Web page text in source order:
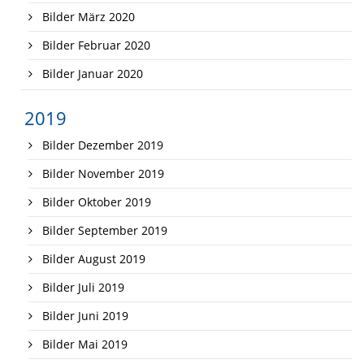
Bilder März 2020
Bilder Februar 2020
Bilder Januar 2020
2019
Bilder Dezember 2019
Bilder November 2019
Bilder Oktober 2019
Bilder September 2019
Bilder August 2019
Bilder Juli 2019
Bilder Juni 2019
Bilder Mai 2019